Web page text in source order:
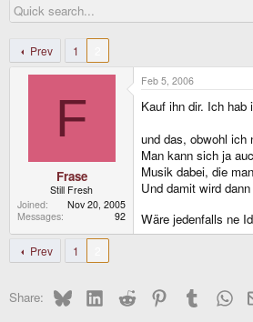
r
e
d
s
r
t
a
t
Prev 1
F
Frase
Still Fresh
Joined
Nov 20, 2005
Messages
92
Feb 5, 2006
Kauf ihn dir. Ich hab
und das, obwohl ich
Man kann sich ja
Musik dabei, die
Und damit wird
Wäre jedenfalls ne
Prev 1
Share: Bluesky LinkedInReddit PinterestTumblr